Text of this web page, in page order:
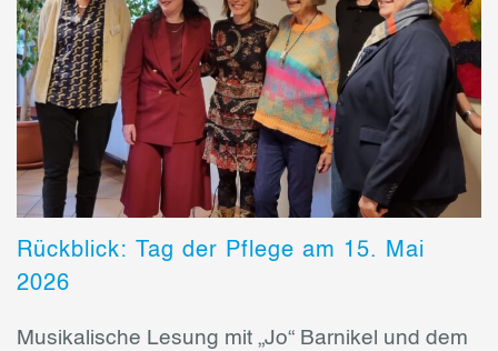
Rückblick: Tag der Pflege am 15. Mai
2026
Musikalische Lesung mit „Jo“ Barnikel und dem